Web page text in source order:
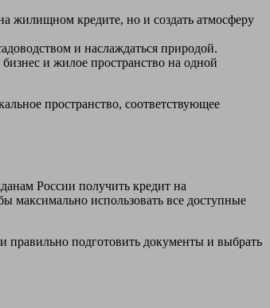
жилищном кредите, но и создать атмосферу
и наслаждаться природой.
и жилое пространство на одной
пространство, соответствующее
России получить кредит на
максимально использовать все доступные
подготовить документы и выбрать